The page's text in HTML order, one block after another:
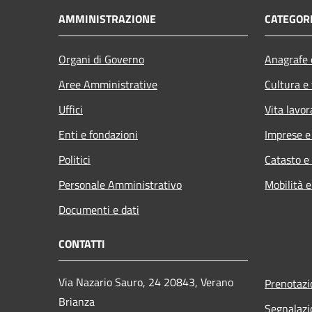
AMMINISTRAZIONE
Organi di Governo
Aree Amministrative
Uffici
Enti e fondazioni
Politici
Personale Amministrativo
Documenti e dati
Cultura
Vita
Imprese
Catasto
Mobilità
CONTATTI
Via Nazario Sauro, 24 20843, Verano
Brianza